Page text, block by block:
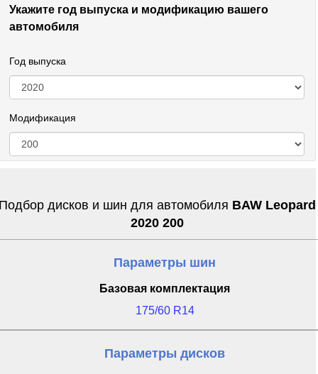
Укажите год выпуска и модификацию вашего
автомобиля
Год выпуска
Модификация
дисков и шин для автомобиля BAW Leopard
2020 200
Параметры шин
Базовая комплектация
175/60 R14
Параметры дисков